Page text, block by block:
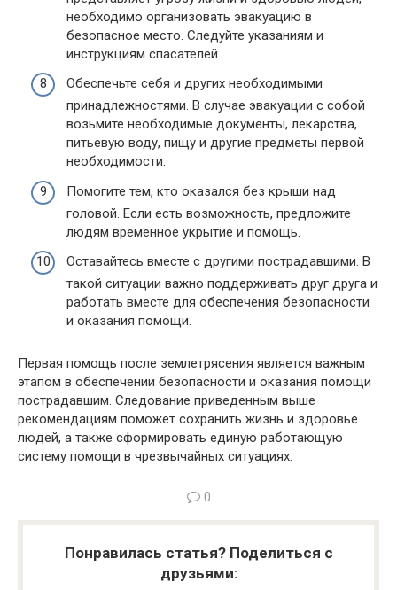
необходимо организовать эвакуацию в
безопасное место. Следуйте указаниям и
инструкциям спасателей.
Обеспечьте себя и других необходимыми
принадлежностями. В случае эвакуации с собой
возьмите необходимые документы, лекарства,
питьевую воду, пищу и другие предметы первой
необходимости.
Помогите тем, кто оказался без крыши над
головой. Если есть возможность, предложите
людям временное укрытие и помощь.
Оставайтесь вместе с другими пострадавшими. В
такой ситуации важно поддерживать друг друга и
работать вместе для обеспечения безопасности
и оказания помощи.
Первая помощь после землетрясения является важным
этапом в обеспечении безопасности и оказания помощи
пострадавшим. Следование приведенным выше
рекомендациям поможет сохранить жизнь и здоровье
людей, а также сформировать единую работающую
систему помощи в чрезвычайных ситуациях.
0
Понравилась статья? Поделиться с
друзьями: